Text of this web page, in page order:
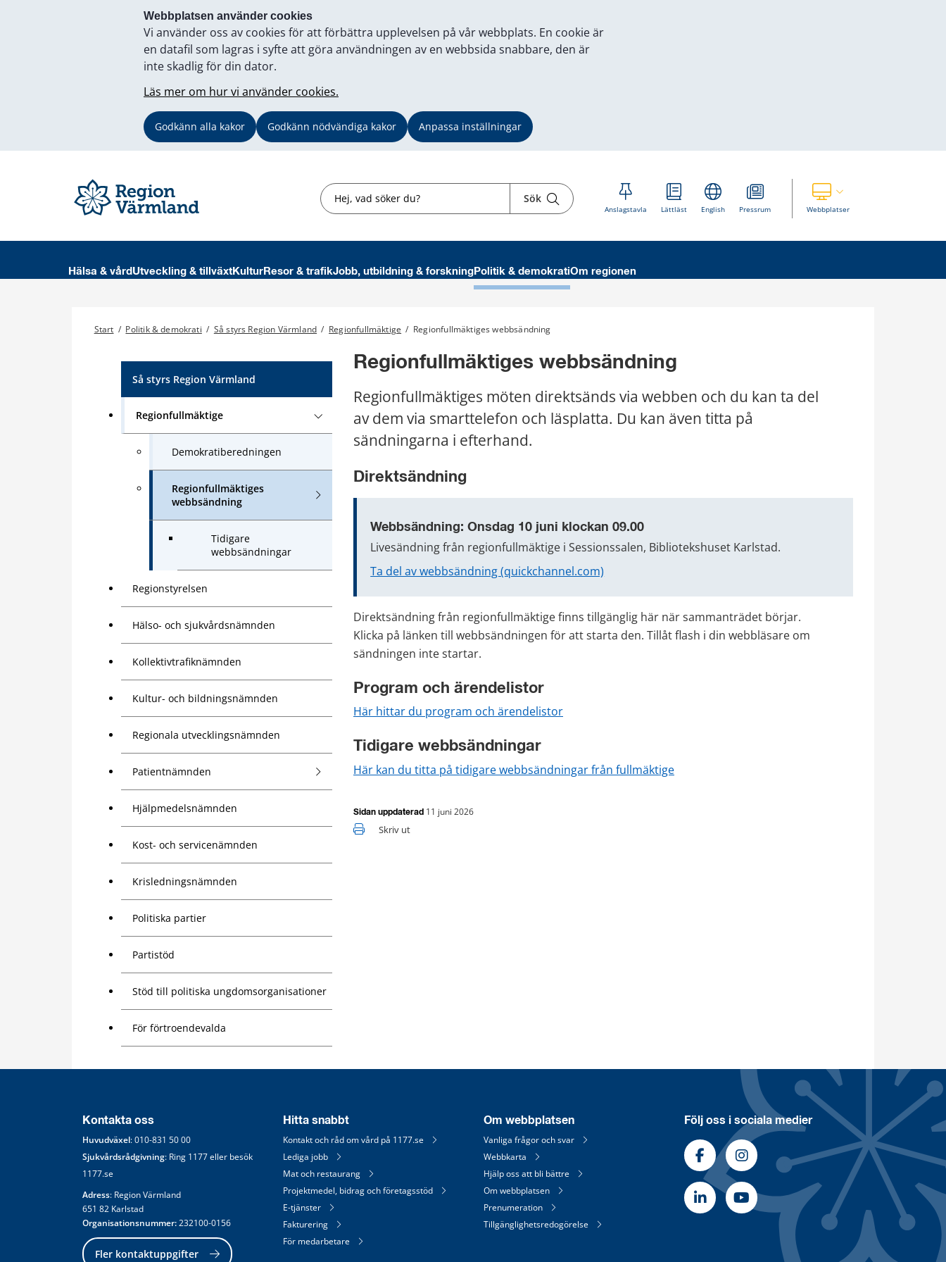
Webbplatsen använder cookies
Vi använder oss av cookies för att förbättra upplevelsen på vår webbplats. En cookie är
en datafil som lagras i syfte att göra användningen av en webbsida snabbare, den är
inte skadlig för din dator.
Läs mer om hur vi använder cookies.
Godkänn alla kakor Godkänn nödvändiga kakor Anpassa inställningar
Sök Sök
Anslagstavla Lättläst English Pressrum WebbplatserVisa våra andra webbplatser
Hälsa & vård Utveckling & tillväxtKulturResor & trafikJobb, utbildning & forskningPolitik & demokratiOm regionen
Start / Politik & demokrati / Så styrs Region Värmland / Regionfullmäktige / Regionfullmäktiges webbsändning
Så styrs Region Värmland
Regionfullmäktige
Demokratiberedningen
Regionfullmäktiges
webbsändning
Tidigare
webbsändningar
Regionstyrelsen
Hälso- och sjukvårdsnämnden
Kollektivtrafiknämnden
Kultur- och bildningsnämnden
Regionala utvecklingsnämnden
Patientnämnden
Hjälpmedelsnämnden
Kost- och servicenämnden
Krisledningsnämnden
Politiska partier
Partistöd
Stöd till politiska ungdomsorganisationer
För förtroendevalda
Regionfullmäktiges webbsändning
Regionfullmäktiges möten direktsänds via webben och du kan ta del
av dem via smarttelefon och läsplatta. Du kan även titta på
sändningarna i efterhand.
Direktsändning
Webbsändning: Onsdag 10 juni klockan 09.00
Livesändning från regionfullmäktige i Sessionssalen, Bibliotekshuset Karlstad.
Ta del av webbsändning (quickchannel.com)
Direktsändning från regionfullmäktige finns tillgänglig här när sammanträdet börjar.
Klicka på länken till webbsändningen för att starta den. Tillåt flash i din webbläsare om
sändningen inte startar.
Program och ärendelistor
Här hittar du program och ärendelistor
Tidigare webbsändningar
Här kan du titta på tidigare webbsändningar från fullmäktige
Sidan uppdaterad 11 juni 2026
Skriv ut
Kontakta oss
Huvudväxel: 010-831 50 00
Sjukvårdsrådgivning: Ring 1177 eller besök
1177.se
Adress: Region Värmland
651 82 Karlstad
Organisationsnummer: 232100-0156
Fler kontaktuppgifter
Hitta snabbt
Kontakt och råd om vård på 1177.se
Lediga jobb
Mat och restaurang
Projektmedel, bidrag och företagsstöd
E-tjänster
Fakturering
För medarbetare
Om webbplatsen
Vanliga frågor och svar
Webbkarta
Hjälp oss att bli bättre
Om webbplatsen
Prenumeration
Tillgänglighetsredogörelse
Följ oss i sociala medier